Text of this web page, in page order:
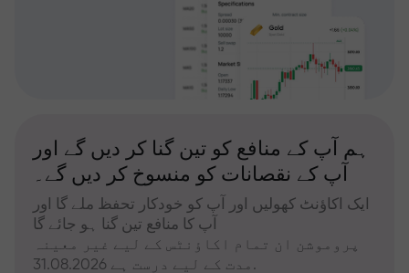
ہم آپ کے منافع کو تین گنا کر دیں گے اور
آپ کے نقصانات کو منسوخ کر دیں گے۔
ایک اکاؤنٹ کھولیں اور آپ کو خودکار تحفظ ملے گا اور
آپ کا منافع تین گنا ہو جائے گا
پروموشن ان تمام اکاؤنٹس کے لیے غیر معینہ
مدت کے لیے درست ہے 31.08.2026.